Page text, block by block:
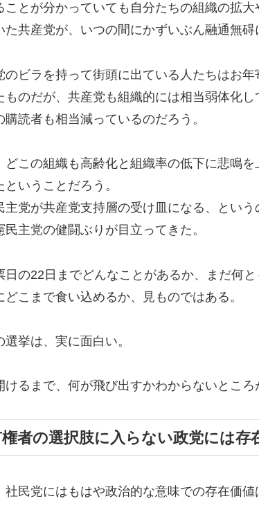
ことが分かっていても自分たちの組織の拡
た共産党が、いつの間にかずいぶん融通無碍
のビラを持って街頭に出ている人たちはお
ものだが、共産党も組織的には相当弱体化し
購読者も相当減っているのだろう。
どこの組織も高齢化と組織率の低下に悲鳴
ということだろう。
主党が共産党支持層の受け皿になる、とい
民主党の健闘ぶりが目立ってきた。
日の22日までどんなことがあるか、まだ何
どこまで食い込めるか、見ものではある。
選挙は、実に面白い。
けるまで、何が飛び出すかわからないところ
者の選択肢に入らない政党には存
社民党にはもはや政治的な意味での存在価値